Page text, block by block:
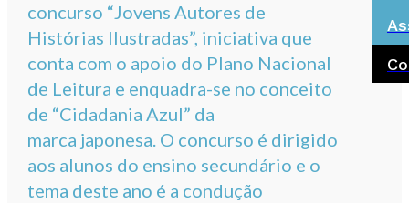
concurso “Jovens Autores de
Histórias Ilustradas”, iniciativa que
conta com o apoio do Plano Nacional
de Leitura e enquadra-se no conceito
de “Cidadania Azul” da
marca japonesa. O concurso é dirigido
aos alunos do ensino secundário e o
tema deste ano é a condução